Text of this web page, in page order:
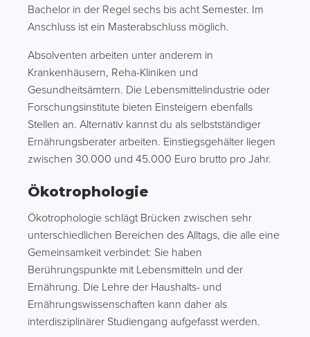
Bachelor in der Regel sechs bis acht Semester. Im
Anschluss ist ein Masterabschluss möglich.
Absolventen arbeiten unter anderem in
Krankenhäusern, Reha-Kliniken und
Gesundheitsämtern. Die Lebensmittelindustrie oder
Forschungsinstitute bieten Einsteigern ebenfalls
Stellen an. Alternativ kannst du als selbstständiger
Ernährungsberater arbeiten. Einstiegsgehälter liegen
zwischen 30.000 und 45.000 Euro brutto pro Jahr.
Ökotrophologie
Ökotrophologie schlägt Brücken zwischen sehr
unterschiedlichen Bereichen des Alltags, die alle eine
Gemeinsamkeit verbindet: Sie haben
Berührungspunkte mit Lebensmitteln und der
Ernährung. Die Lehre der Haushalts- und
Ernährungswissenschaften kann daher als
interdisziplinärer Studiengang aufgefasst werden.